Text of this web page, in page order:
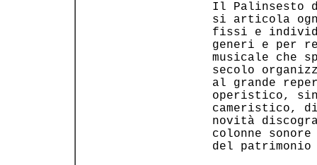
Il Palinsesto
si articola
fissi e
generi e per
musicale che
secolo
al grande
operistico,
cameristico,
novità
colonne
del